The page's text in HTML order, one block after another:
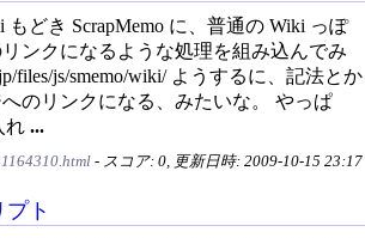
もどき ScrapMemo に、普通の Wiki っぽ
ンクになるような処理を組み込んでみ
files/js/smemo/wiki/ ようするに、記法とか
のリンクになる、みたいな。 やっぱ
れ ...
- スコア: 0, 更新日時: 2009-10-15 23:17
プト